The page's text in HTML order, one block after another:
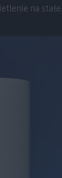
na stałe.